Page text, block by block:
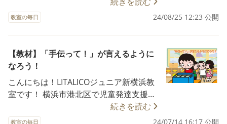
用者さまを随時募集しており、現在体験
指導をおこなっています。 また、関係機
味のある方は、お気軽にお問い合わせく
ださい。 〈お問い合わせ窓口はこちら〉
0120-974-763 10:00～17:00（平日）
療育（お子さまの特性や目標に応じた個
別支援）。 • 集団活動を通じた社会性の
向上（例：ルールの理解、他者との関わ
り方）。 • 感覚統合療法や言語療法など
専門的なプログラム。 • 家庭でのサポー
ト方法のアドバイス（保護者支援）。 ★
利用条件 • 各自治体の支援センターで
「通所受給者証」を取得する必要があ
る。 • 一部の費用は自治体から助成され
る。 2. 幼稚園 ★目的 • 就学前の教育を行
の利他と利己を組み合わせた造語です。
社会の幸せと自身の幸せをつなげる関係
ョン★ 障害のない社会をつくる 障害は人
ではなく、社会の側にある 社会にある障
害をなくしていくことを通して多様な人
が幸せになれる「人」が中心の社会をつ
れでいい。そこからはじまる。 私たちが
援の多機能型事業所を運営しています。
前回の記事では、LITALICOジュニア新横
浜教室の「れんらくノート」の活用方法
について、ご紹介させていただきまし
た！ 今回は、「れんらくノート」のもう
1つの楽しい使い方についてご紹介させて
いただきます✨ その名も、😊😊にこちゃ
んマークあつめ😊😊 れんらくノートに
は、スタンプを押す欄があり、LITALICO
教室の毎日 24/08/25 12:23 公開
【教材】「手伝って！」が言えるように
なろう！
こんにちは！LITALICOジュニア新横浜教
室です！ 横浜市港北区で児童発達支援・
放課後等デイサービス・保育所等訪問支
援の多機能型事業所を運営しています。
続きを読む
教室の毎日 24/07/14 16:17 公開